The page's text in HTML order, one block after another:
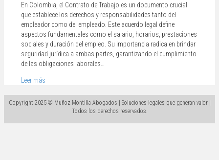
En Colombia, el Contrato de Trabajo es un documento crucial
que establece los derechos y responsabilidades tanto del
empleador como del empleado. Este acuerdo legal define
aspectos fundamentales como el salario, horarios, prestaciones
sociales y duración del empleo. Su importancia radica en brindar
seguridad jurídica a ambas partes, garantizando el cumplimiento
de las obligaciones laborales…
Leer más
Copyright 2025 © Muñoz Montilla Abogados | Soluciones legales que generan valor |
Todos los derechos reservados.